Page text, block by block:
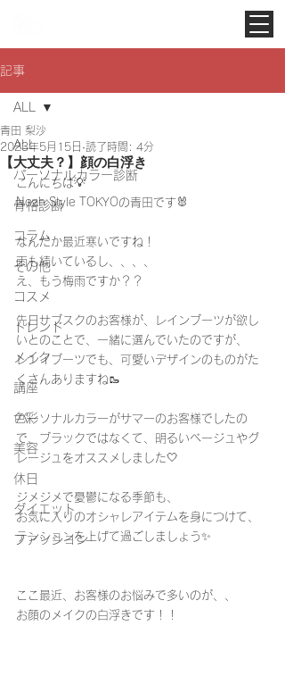
記事
ALL
パーソナルカラー診断
骨格診断
コラム
その他
コスメ
トレンド
メイク
講座
色彩
美容
休日
ダイエット
ファッション
ALL
【大丈夫？】顔の白浮き
青田 梨沙
2023年5月15日 読了時間: 4分
こんにちは💡
Noah Style TOKYOの青田です🐰
なんだか最近寒いですね！
雨も続いているし、、、、
え、もう梅雨ですか？？
先日サブスクのお客様が、レインブーツが欲し
いとのことで、一緒に選んでいたのですが、
レンイブーツでも、可愛いデザインのものがた
くさんありますね🥾
パーソナルカラーがサマーのお客様でしたの
で、ブラックではなくて、明るいベージュやグ
レージュをオススメしました🤍
ジメジメで憂鬱になる季節も、
お気に入りのオシャレアイテムを身につけて、
テンションを上げて過ごしましょう✨
ここ最近、お客様のお悩みで多いのが、、
お顔のメイクの白浮きです！！